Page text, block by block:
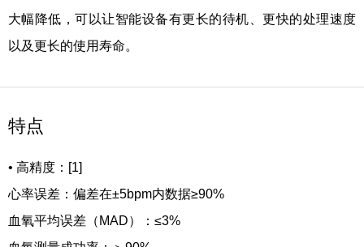
大幅降低，可以让智能设备有更长的待机、更快的处理速度
以及更长的使用寿命。
特点
• 高精度：[1]
心率误差：偏差在±5bpm内数据≥90%
血氧平均误差（MAD）：≤3%